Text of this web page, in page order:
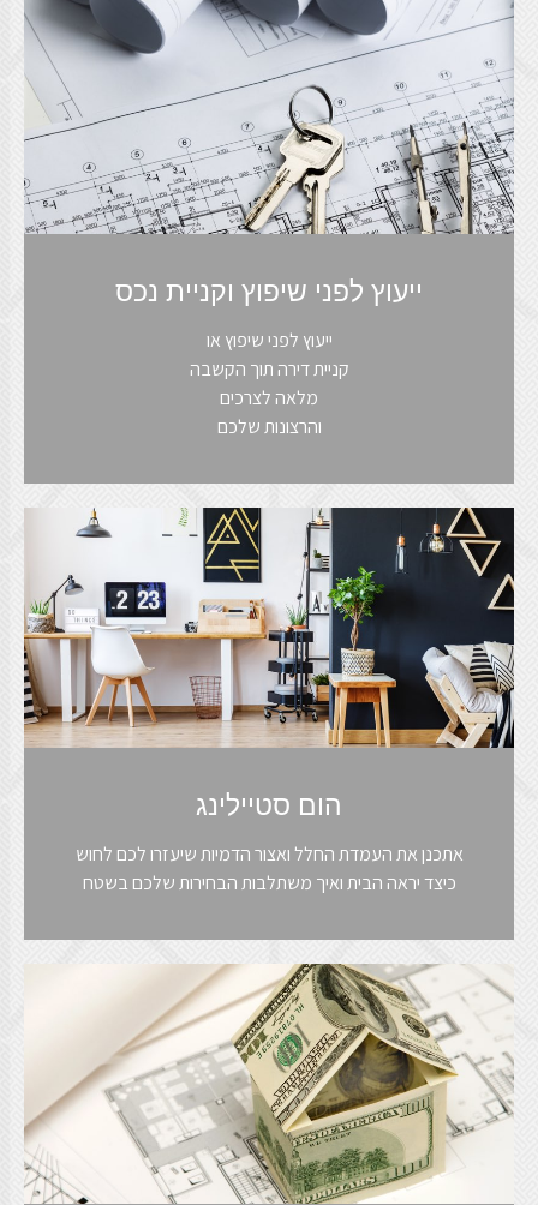
ייעוץ לפני שיפוץ וקניית נכס
ייעוץ לפני שיפוץ או
קניית דירה תוך הקשבה
מלאה לצרכים
והרצונות שלכם
הום סטיילינג
אתכנן את העמדת החלל ואצור הדמיות שיעזרו לכם לחוש
כיצד יראה הבית ואיך משתלבות הבחירות שלכם בשטח